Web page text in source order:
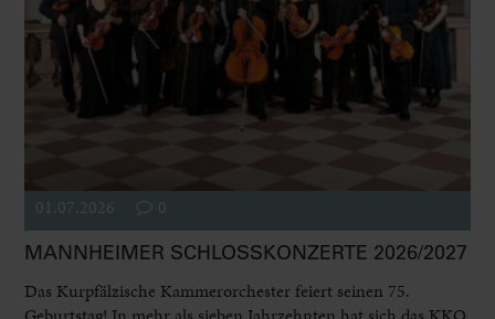
01.07.2026 0
MANNHEIMER SCHLOSSKONZERTE 2026/2027
Das Kurpfälzische Kammerorchester feiert seinen 75.